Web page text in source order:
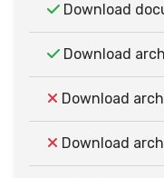
Download
Download
Download
Download